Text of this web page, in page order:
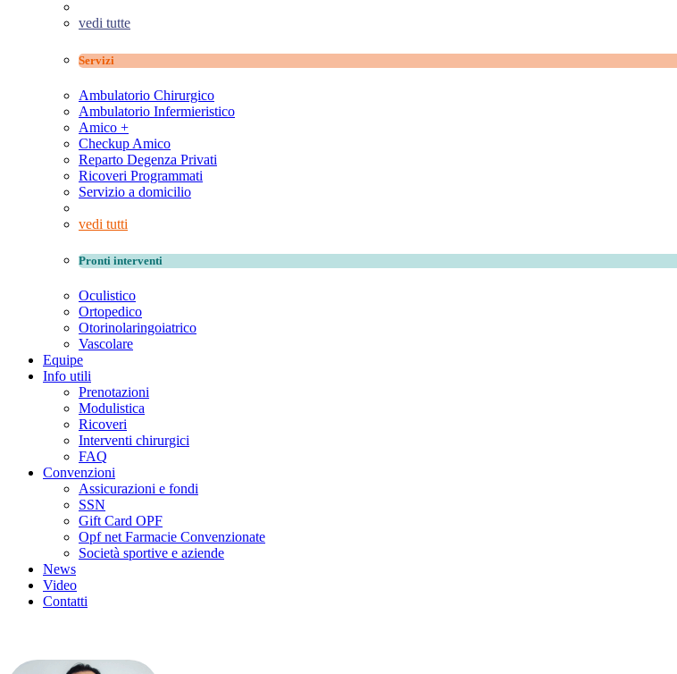
vedi tutte
Servizi
Ambulatorio Chirurgico
Ambulatorio Infermieristico
Amico +
Checkup Amico
Reparto Degenza Privati
Ricoveri Programmati
Servizio a domicilio
vedi tutti
Pronti interventi
Oculistico
Ortopedico
Otorinolaringoiatrico
Vascolare
Equipe
Info utili
Prenotazioni
Modulistica
Ricoveri
Interventi chirurgici
FAQ
Convenzioni
Assicurazioni e fondi
SSN
Gift Card OPF
Opf net Farmacie Convenzionate
Società sportive e aziende
News
Video
Contatti